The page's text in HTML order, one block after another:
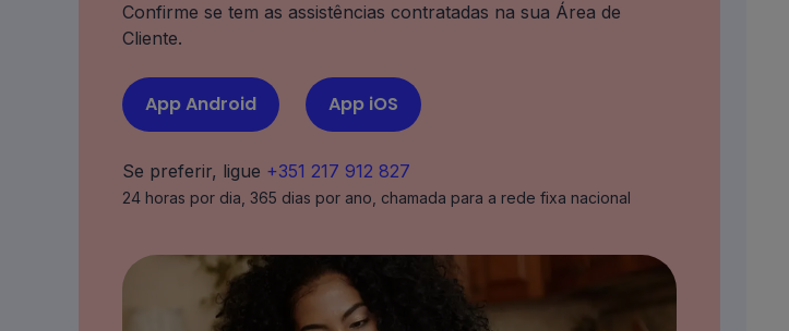
Confirme se tem as assistências contratadas na sua Área de
Cliente.
App Android App iOS
Se preferir, ligue +351 217 912 827
24 horas por dia, 365 dias por ano, chamada para a rede fixa nacional